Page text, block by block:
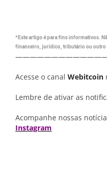
*Este artigo é para fins informativos.
financeiro, jurídico, tributário ou outro
Acesse o canal Webitcoin
Lembre de ativar as
Acompanhe nossas
Instagram